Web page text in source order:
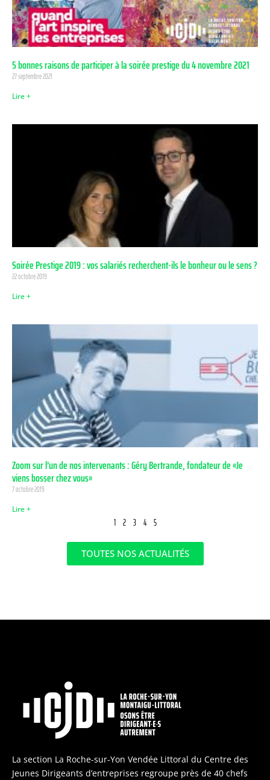
5 bonnes raisons de participer à la soirée prestige du 4 novembre 2021
27 septembre 2021
Lire +
Soirée Prestige 2019 : vos salariés recherchent-ils le bonheur ou le sens ?
22 octobre 2019
Lire +
Zoom sur l’un de nos intervenants : Géry Bertrande, fondateur de «Je
viens bosser chez vous»
7 octobre 2019
Lire +
1 2 3 4 5
TOUTES NOS ACTUALITÉS
La section La Roche-sur-Yon Vendée Littoral du Centre des
Jeunes Dirigeants d’entreprises regroupe près de 40 chefs